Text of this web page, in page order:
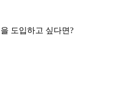
을 도입하고 싶다면?